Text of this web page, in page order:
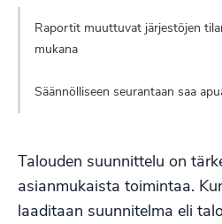
Raportit muuttuvat järjestöjen
mukana
Säännölliseen seurantaan saa
Talouden suunnittelu on
asianmukaista toimintaa.
laaditaan suunnitelma eli